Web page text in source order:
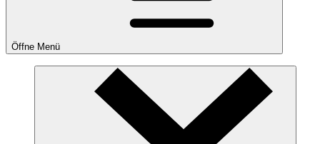
Öffne Menü